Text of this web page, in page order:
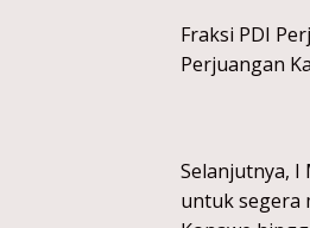
Fraksi PDI
Perjuangan
Selanjutnya, I
untuk segera